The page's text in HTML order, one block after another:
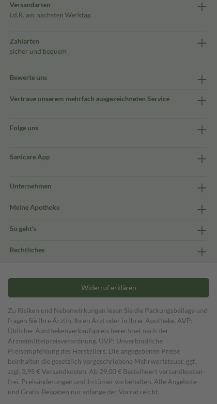
Versandarten
i.d.R. am nächsten Werktag
Zahlarten
sicher und bequem
Bewerte uns
Vertraue unserem mehrfach ausgezeichneten Service
Folge uns
Sanicare App
Unternehmen
Meine Apotheke
So geht's
Rechtliches
Widerruf erklären
Zu Risiken und Nebenwirkungen lesen Sie die Packungsbeilage und
fragen Sie Ihre Ärztin, Ihren Arzt oder in Ihrer Apotheke. AVP:
Üblicher Apothekenverkaufspreis berechnet nach der
Arzneimittelpreisverordnung. UVP: Unverbindliche
Preisempfehlung des Herstellers. Die angegebenen Preise
beinhalten die gesetzlich vorgeschriebene Mehrwertsteuer, ggf.
zzgl. 3,95 € Versandkosten. Ab 29,00 € Bestell­wert versand­kosten­
frei. Preisänderungen und Irrtümer vorbehalten. Alle Angebote
und Gratis-Beigaben nur solange der Vorrat reicht.